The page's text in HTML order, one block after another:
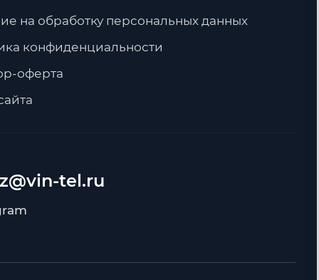
tel.ru
на обработку персональных данных
конфиденциальности
оферта